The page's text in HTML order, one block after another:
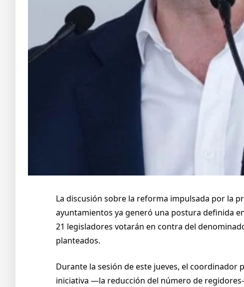
La discusión sobre la reforma impulsada por la
ayuntamientos ya generó una postura definida
21 legisladores votarán en contra del
planteados.
Durante la sesión de este jueves, el coordinador
iniciativa —la reducción del número de